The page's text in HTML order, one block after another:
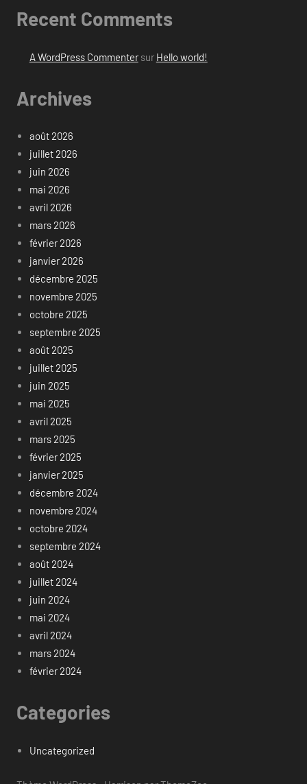
Recent Comments
A WordPress Commentersur Hello world!
Archives
août 2026
juillet 2026
juin 2026
mai 2026
avril 2026
mars 2026
février 2026
janvier 2026
décembre 2025
novembre 2025
octobre 2025
septembre 2025
août 2025
juillet 2025
juin 2025
mai 2025
avril 2025
mars 2025
février 2025
janvier 2025
décembre 2024
novembre 2024
octobre 2024
septembre 2024
août 2024
juillet 2024
juin 2024
mai 2024
avril 2024
mars 2024
février 2024
Categories
Uncategorized